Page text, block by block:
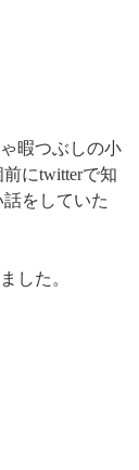
暇つぶしの小
にtwitterで知
話をしていた
した。